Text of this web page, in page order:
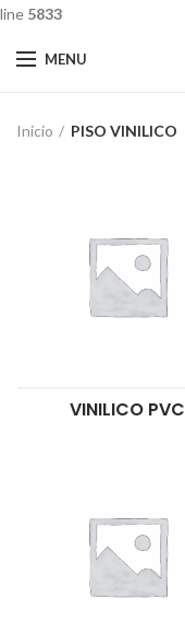
line 5833
MENU
Inicio PISO VINILICO
VINILICO PVC